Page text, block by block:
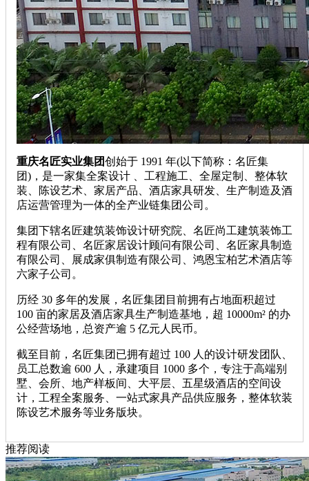
重庆名匠实业集团创始于 1991 年(以下简称：名匠集
团)，是一家集全案设计 、工程施工、全屋定制、整体软
装、陈设艺术、家居产品、酒店家具研发、生产制造及酒
店运营管理为一体的全产业链集团公司。
集团下辖名匠建筑装饰设计研究院、名匠尚工建筑装饰工
程有限公司、名匠家居设计顾问有限公司、名匠家具制造
有限公司、展成家俱制造有限公司、鸿恩宝柏艺术酒店等
六家子公司。
历经 30 多年的发展，名匠集团目前拥有占地面积超过
100 亩的家居及酒店家具生产制造基地，超 10000m² 的办
公经营场地，总资产逾 5 亿元人民币。
截至目前，名匠集团已拥有超过 100 人的设计研发团队、
员工总数逾 600 人，承建项目 1000 多个，专注于高端别
墅、会所、地产样板间、大平层、五星级酒店的空间设
计，工程全案服务、一站式家具产品供应服务，整体软装
陈设艺术服务等业务版块。
推荐阅读